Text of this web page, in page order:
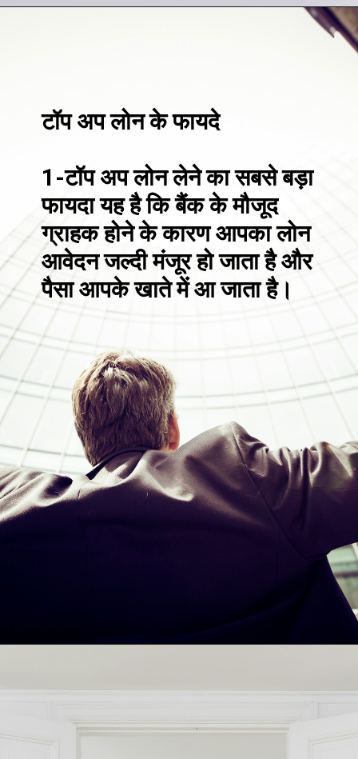
टॉप अप लोन के फायदे
1-टॉप अप लोन लेने का सबसे बड़ा
फायदा यह है कि बैंक के मौजूद
ग्राहक होने के कारण आपका लोन
आवेदन जल्दी मंजूर हो जाता है और
पैसा आपके खाते में आ जाता है।